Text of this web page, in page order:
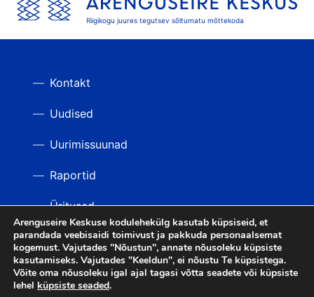
Riigikogu juures tegutsev sõltumatu mõttekoda
TAGASI ÜLES
Kontakt
Uudised
Uurimissuunad
Raportid
Üritused
Videod
Arenguseire Keskuse kodulehekülg kasutab küpsiseid, et
parandada veebisaidi toimivust ja pakkuda personaalsemat
kogemust. Vajutades "Nõustun", annate nõusoleku küpsiste
kasutamiseks. Vajutades "Keeldun", ei nõustu Te küpsistega.
Võite oma nõusoleku igal ajal tagasi võtta seadete või küpsiste
lehel küpsiste seaded.